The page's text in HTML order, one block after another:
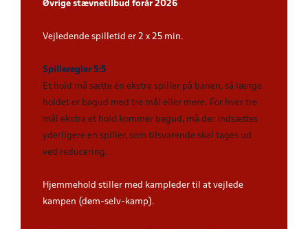
Øvrige stævnetilbud forår 2026
Vejledende spilletid er 2 x 25 min.
Spilleregler 5:5
Et hold må sætte én ekstra spiller på banen, så længe
holdet er bagud med tre mål eller mere. For hver tre
mål ekstra et hold kommer bagud, må der indsættes
yderligere en spiller, som tilsvarende skal tages ud
ved reducering.
Hjemmehold stiller med kampleder til at vejlede
kampen (døm-selv-kamp).